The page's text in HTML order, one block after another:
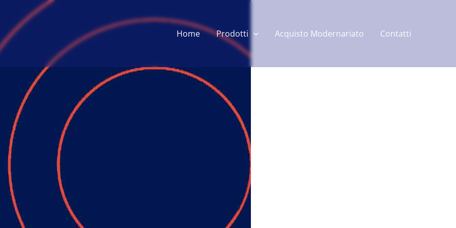
Home Prodotti Acquisto Modernariato Contatti